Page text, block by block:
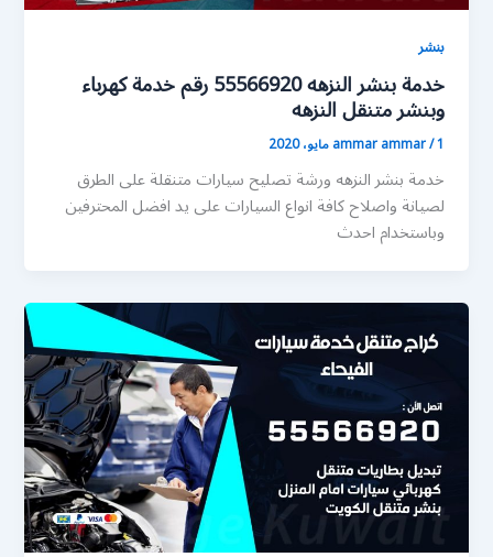
بنشر
خدمة بنشر النزهه 55566920 رقم خدمة كهرباء
وبنشر متنقل النزهه
ammar ammar/1 مايو، 2020
خدمة بنشر النزهه ورشة تصليح سيارات متنقلة على الطرق
لصيانة واصلاح كافة انواع السيارات على يد افضل المحترفين
وباستخدام احدث